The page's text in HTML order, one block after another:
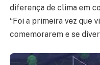
diferença de clima em
“Foi a primeira vez que
comemorarem e se